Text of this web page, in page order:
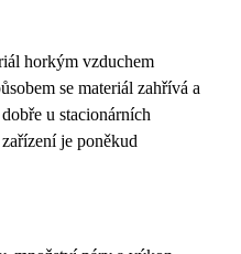
horkým vzduchem
se materiál zahřívá a
u stacionárních
je poněkud